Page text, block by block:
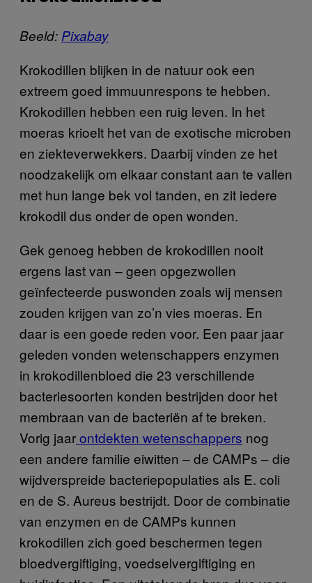
Beeld: Pixabay
Krokodillen blijken in de natuur ook een
extreem goed immuunrespons te hebben.
Krokodillen hebben een ruig leven. In het
moeras krioelt het van de exotische microben
en ziekteverwekkers. Daarbij vinden ze het
noodzakelijk om elkaar constant aan te vallen
met hun lange bek vol tanden, en zit iedere
krokodil dus onder de open wonden.
Gek genoeg hebben de krokodillen nooit
ergens last van – geen opgezwollen
geïnfecteerde puswonden zoals wij mensen
zouden krijgen van zo’n vies moeras. En
daar is een goede reden voor. Een paar jaar
geleden vonden wetenschappers enzymen
in krokodillenbloed die 23 verschillende
bacteriesoorten konden bestrijden door het
membraan van de bacteriën af te breken.
Vorig jaarontdekten wetenschappers nog
een andere familie eiwitten – de CAMPs – die
wijdverspreide bacteriepopulaties als E. coli
en de S. Aureus bestrijdt. Door de combinatie
van enzymen en de CAMPs kunnen
krokodillen zich goed beschermen tegen
bloedvergiftiging, voedselvergiftiging en